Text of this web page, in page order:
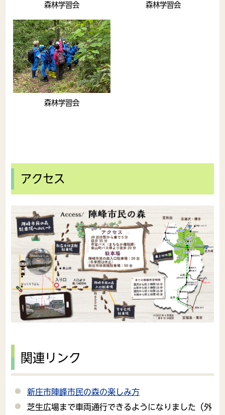
森林学習会 森林学習会
森林学習会
アクセス
関連リンク
新庄市陣峰市民の森の楽しみ方
芝生広場まで車両通行できるようになりました（外